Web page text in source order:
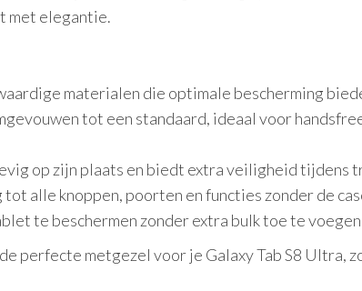
met elegantie.
materialen die optimale bescherming
tot een standaard, ideaal voor
op zijn plaats en biedt extra veiligheid tijdens
alle knoppen, poorten en functies zonder de
te beschermen zonder extra bulk toe te
perfecte metgezel voor je Galaxy Tab S8 Ultra,